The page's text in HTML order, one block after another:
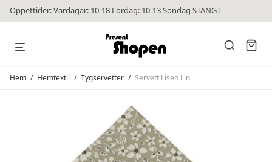
Öppettider: Vardagar: 10-18 Lördag: 10-13 Söndag STÄNGT
Hem / Hemtextil / Tygservetter / Servett Lisen Lin